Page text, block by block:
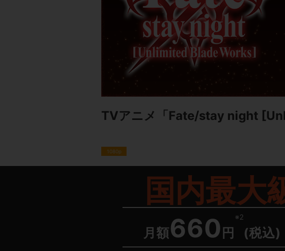
TVアニメ「Fate/stay night
1080p
国内最大
月額660 円
※2
(税込)